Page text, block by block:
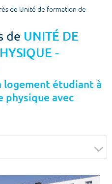
Budget max
m²
de Unité de formation de
de UNITÉ DE
-
logement étudiant à
physique avec